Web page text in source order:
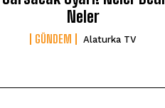
Neler
GÜNDEM Alaturka TV